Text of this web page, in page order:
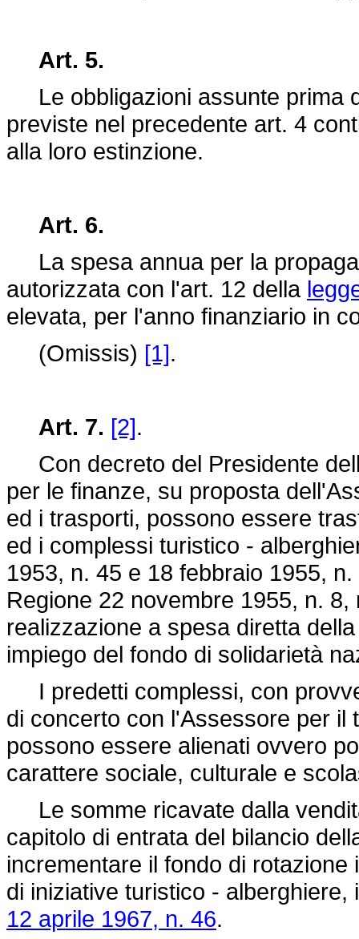
Art. 5.
Le obbligazioni assunte prima
previste nel precedente art. 4
alla loro estinzione.
Art. 6.
La spesa annua per la
autorizzata con l'art. 12 della
elevata, per l'anno finanziario in
(Omissis) [1].
Art. 7. [2].
Con decreto del Presidente
per le finanze, su proposta
ed i trasporti, possono essere
ed i complessi turistico -
1953, n. 45 e 18 febbraio 1955,
Regione 22 novembre 1955, n.
realizzazione a spesa diretta
impiego del fondo di solidarietà
I predetti complessi, con
di concerto con l'Assessore per il
possono essere alienati ovvero
carattere sociale, culturale e
Le somme ricavate dalla
capitolo di entrata del bilancio
incrementare il fondo di
di iniziative turistico -
12 aprile 1967, n. 46.